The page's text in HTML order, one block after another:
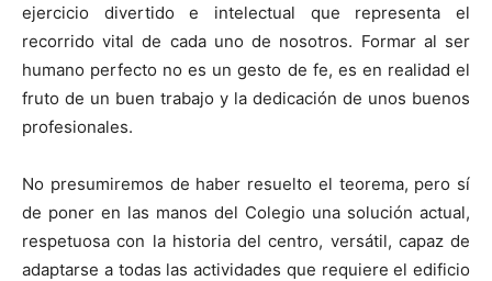
ejercicio divertido e intelectual que representa el
recorrido vital de cada uno de nosotros. Formar al ser
humano perfecto no es un gesto de fe, es en realidad el
fruto de un buen trabajo y la dedicación de unos buenos
profesionales.
No presumiremos de haber resuelto el teorema, pero sí
de poner en las manos del Colegio una solución actual,
respetuosa con la historia del centro, versátil, capaz de
adaptarse a todas las actividades que requiere el edificio